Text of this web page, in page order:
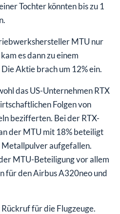
Tochter könnten bis zu 1
MTU nur
es dann zu einem
Aktie brach um 12% ein.
das US-Unternehmen RTX
Folgen von
bezifferten. Bei der RTX-
der MTU mit 18% beteiligt
Metallpulver aufgefallen.
MTU-Beteiligung vor allem
für den Airbus A320neo und
für die Flugzeuge.